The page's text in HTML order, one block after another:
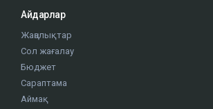
Айдарлар
Жаңалықтар
Сол жағалау
Бюджет
Сараптама
Аймақ